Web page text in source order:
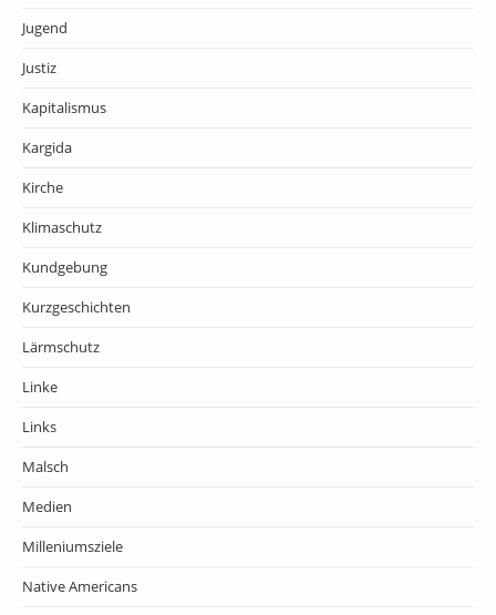
Jugend
Justiz
Kapitalismus
Kargida
Kirche
Klimaschutz
Kundgebung
Kurzgeschichten
Lärmschutz
Linke
Links
Malsch
Medien
Milleniumsziele
Native Americans